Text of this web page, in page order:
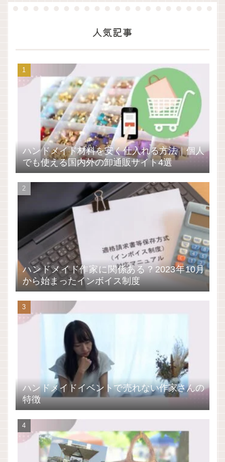
人気記事
ハンドメイド材料を安く仕入れる方法｜個人
でも使える国内外の卸通販サイト4選
ハンドメイド作家に関係ある？2023年10月
から始まったインボイス制度
ハンドメイドイベントで売れない作家さんの
特徴